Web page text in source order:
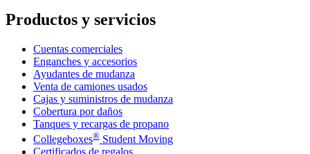
Productos y servicios
Cuentas comerciales
Enganches y accesorios
Ayudantes de mudanza
Venta de camiones usados
Cajas y suministros de mudanza
Cobertura por daños
Tanques y recargas de propano
Collegeboxes® Student Moving